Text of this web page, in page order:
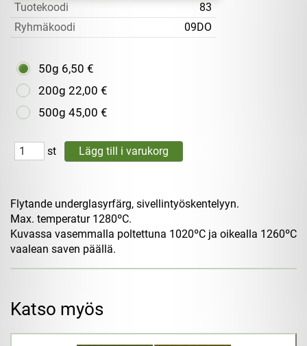
Tuotekoodi
83
Ryhmäkoodi
09DO
50g 6,50 €
200g 22,00 €
500g 45,00 €
st
Flytande underglasyrfärg, sivellintyöskentelyyn.
Max. temperatur 1280ºC.
Kuvassa vasemmalla poltettuna 1020ºC ja oikealla 1260ºC
vaalean saven päällä.
Katso myös